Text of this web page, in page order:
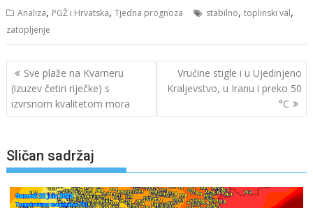
Analiza, PGŽ i Hrvatska,Tjedna prognoza stabilno,toplinski val,
zatopljenje
Navigacija
objava
Sve plaže na Kvarneru
(izuzev četiri riječke) s
izvrsnom kvalitetom mora
Vrućine stigle i u Ujedinjeno
Kraljevstvo, u Iranu i preko 50
°C
Sličan sadržaj